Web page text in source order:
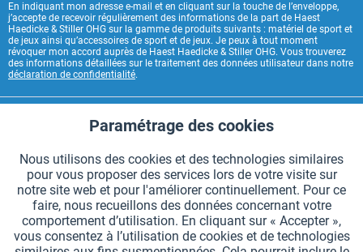
En indiquant mon adresse e-mail et en cliquant sur la touche de l’enveloppe,
j’accepte de recevoir régulièrement des informations de la part de Haest
Haedicke & Stiller OHG sur la gamme de produits suivants : matériel de sport et
de jeux ainsi qu’accessoires de sport et de jeux. Je peux à tout moment
révoquer mon accord auprès de Haest Haedicke & Stiller OHG. Vous trouverez
des informations détaillées sur le traitement des données utilisateur dans notre
déclaration de confidentialité.
INFORMATIONS GÉNÉRALES
MODES DE PAIEMENT
Fonctionnels Aktiv
Suivi Aktiv
Paramétrage des cookies
Nous utilisons des cookies et des technologies similaires
pour vous proposer des services lors de votre visite sur
notre site web et pour l'améliorer continuellement. Pour ce
faire, nous recueillons des données concernant votre
comportement d’utilisation. En cliquant sur « Accepter »,
vous consentez à l’utilisation de cookies et de technologies